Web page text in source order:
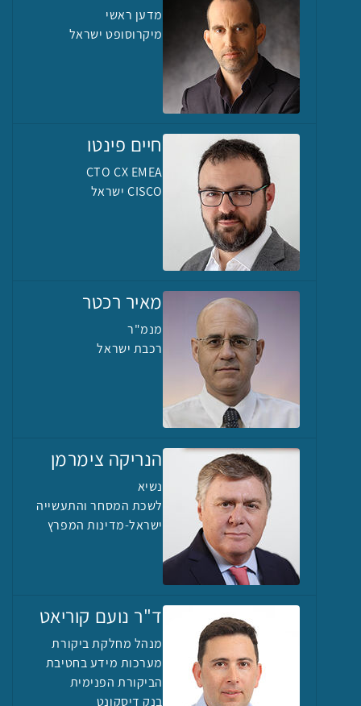
מדען ראשי
מיקרוסופט ישראל
חיים פינטו
CTO CX EMEA
CISCO ישראל
מאיר רכטר
מנמ"ר
רכבת ישראל
הנריקה צימרמן
נשיא
לשכת המסחר והתעשייה
ישראל-מדינות המפרץ
ד"ר נועם קוריאט
מנהל מחלקת ביקורת
מערכות מידע בחטיבת
הביקורת הפנימית
בנק דיסקונט